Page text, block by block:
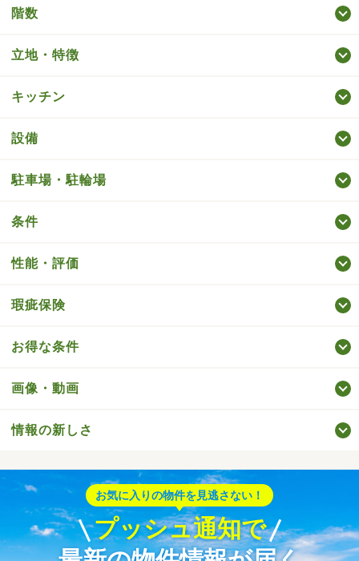
階数
立地・特徴
キッチン
設備
駐車場・駐輪場
条件
性能・評価
瑕疵保険
お得な条件
画像・動画
情報の新しさ
お気に入りの物件を見逃さない！
プッシュ通知で